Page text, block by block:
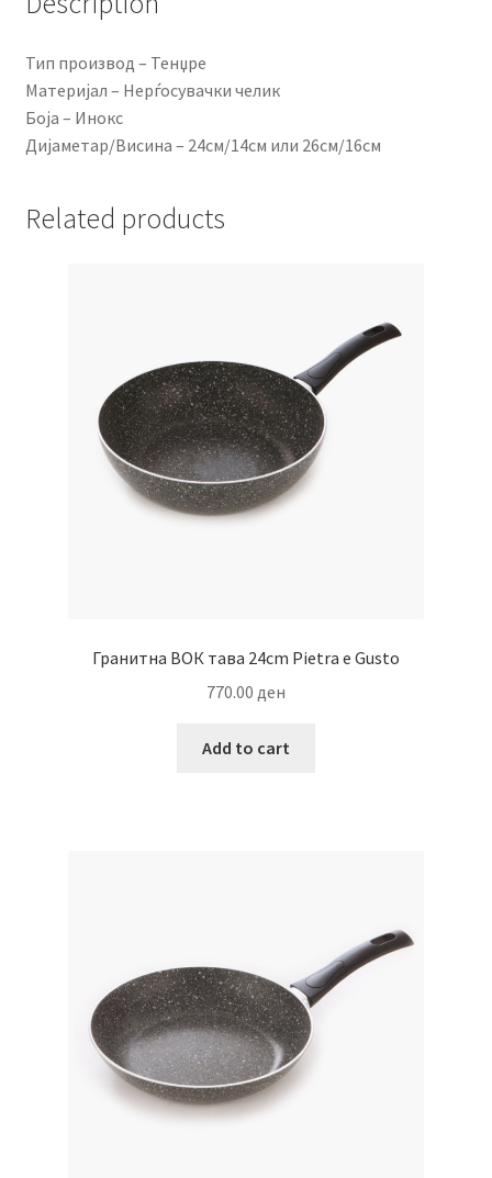
Тип производ – Тенџре
Материјал – Нерѓосувачки челик
Боја – Инокс
Дијаметар/Висина – 24см/14см или 26см/16см
Related products
Гранитна ВОК тава 24cm Pietra e Gusto
770.00 ден
Add to cart